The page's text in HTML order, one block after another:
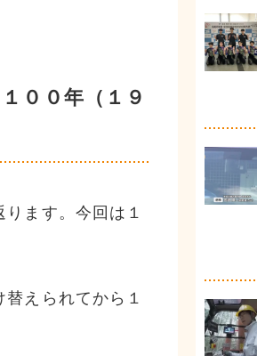
００年（１９
ます。今回は１
えられてから１